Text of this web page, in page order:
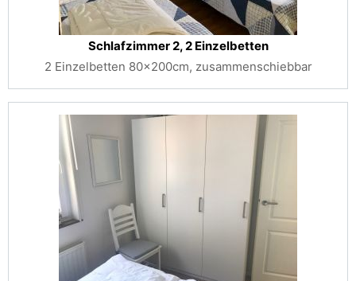
Schlafzimmer 2, 2 Einzelbetten
2 Einzelbetten 80x200cm, zusammenschiebbar